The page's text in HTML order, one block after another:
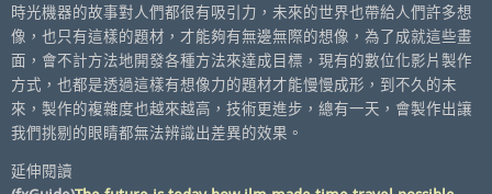
時光機器的故事對人們都很有吸引力，未來的世界也帶給人們許多想
像，也只有這樣的題材，才能夠有無邊無際的想像，為了成就這些畫
面，會不計方法地開發各種方法來達成目標，現有的數位化影片製作
方式，也都是透過這樣有想像力的題材才能慢慢成形，到不久的未
來，製作的複雜度也越來越高，技術更進步，總有一天，會製作出讓
我們挑剔的眼睛都無法辨識出差異的效果。
延伸閱讀